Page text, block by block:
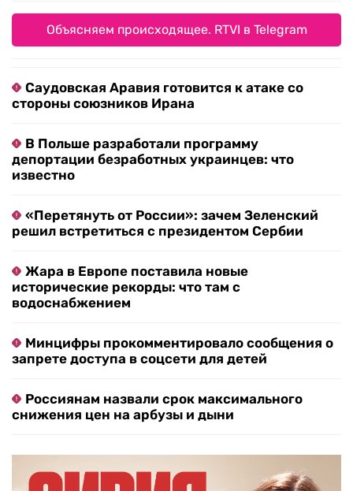
Объясняем происходящее. RTVI в Telegram
Саудовская Аравия готовится к атаке со
стороны союзников Ирана
В Польше разработали программу
депортации безработных украинцев: что
известно
«Перетянуть от России»: зачем Зеленский
решил встретиться с президентом Сербии
Жара в Европе поставила новые
исторические рекорды: что там с
водоснабжением
Минцифры прокомментировало сообщения о
запрете доступа в соцсети для детей
Россиянам назвали срок максимального
снижения цен на арбузы и дыни